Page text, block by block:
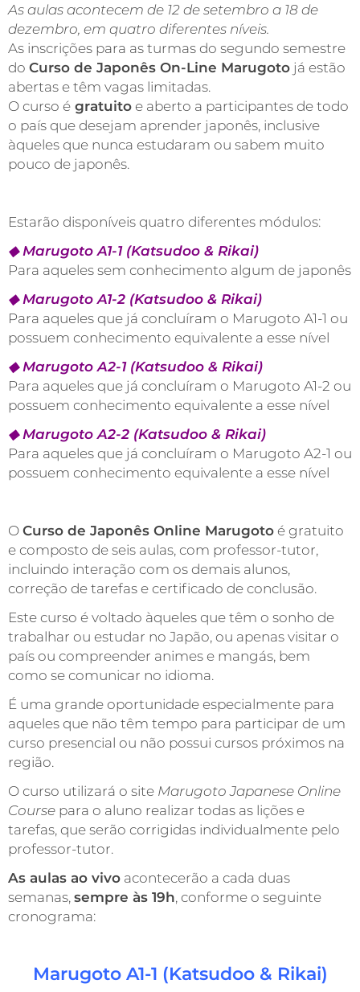
As aulas acontecem de 12 de setembro a 18 de
dezembro, em quatro diferentes níveis.
As inscrições para as turmas do segundo semestre
do Curso de Japonês On-Line Marugoto já estão
abertas e têm vagas limitadas.
O curso é gratuito e aberto a participantes de todo
o país que desejam aprender japonês, inclusive
àqueles que nunca estudaram ou sabem muito
pouco de japonês.
Estarão disponíveis quatro diferentes módulos:
◆ Marugoto A1-1 (Katsudoo & Rikai)
Para aqueles sem conhecimento algum de japonês
◆ Marugoto A1-2 (Katsudoo & Rikai)
Para aqueles que já concluíram o Marugoto A1-1 ou
possuem conhecimento equivalente a esse nível
◆ Marugoto A2-1 (Katsudoo & Rikai)
Para aqueles que já concluíram o Marugoto A1-2 ou
possuem conhecimento equivalente a esse nível
◆ Marugoto A2-2 (Katsudoo & Rikai)
Para aqueles que já concluíram o Marugoto A2-1 ou
possuem conhecimento equivalente a esse nível
O Curso de Japonês Online Marugoto é gratuito
e composto de seis aulas, com professor-tutor,
incluindo interação com os demais alunos,
correção de tarefas e certificado de conclusão.
Este curso é voltado àqueles que têm o sonho de
trabalhar ou estudar no Japão, ou apenas visitar o
país ou compreender animes e mangás, bem
como se comunicar no idioma.
É uma grande oportunidade especialmente para
aqueles que não têm tempo para participar de um
curso presencial ou não possui cursos próximos na
região.
O curso utilizará o site Marugoto Japanese Online
Course para o aluno realizar todas as lições e
tarefas, que serão corrigidas individualmente pelo
professor-tutor.
As aulas ao vivo acontecerão a cada duas
semanas, sempre às 19h, conforme o seguinte
cronograma:
Marugoto A1-1 (Katsudoo & Rikai)